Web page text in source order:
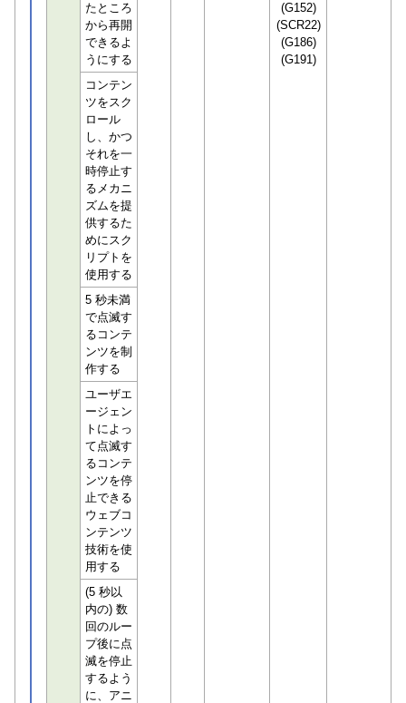
たところ
から再開
できるよ
うにする
(G152)
(SCR22)
(G186)
(G191)
コンテン
ツをスク
ロール
し、かつ
それを一
時停止す
るメカニ
ズムを提
供するた
めにスク
リプトを
使用する
5 秒未満
で点滅す
るコンテ
ンツを制
作する
ユーザエ
ージェン
トによっ
て点滅す
るコンテ
ンツを停
止できる
ウェブコ
ンテンツ
技術を使
用する
(5 秒以
内の) 数
回のルー
プ後に点
滅を停止
するよう
に、アニ